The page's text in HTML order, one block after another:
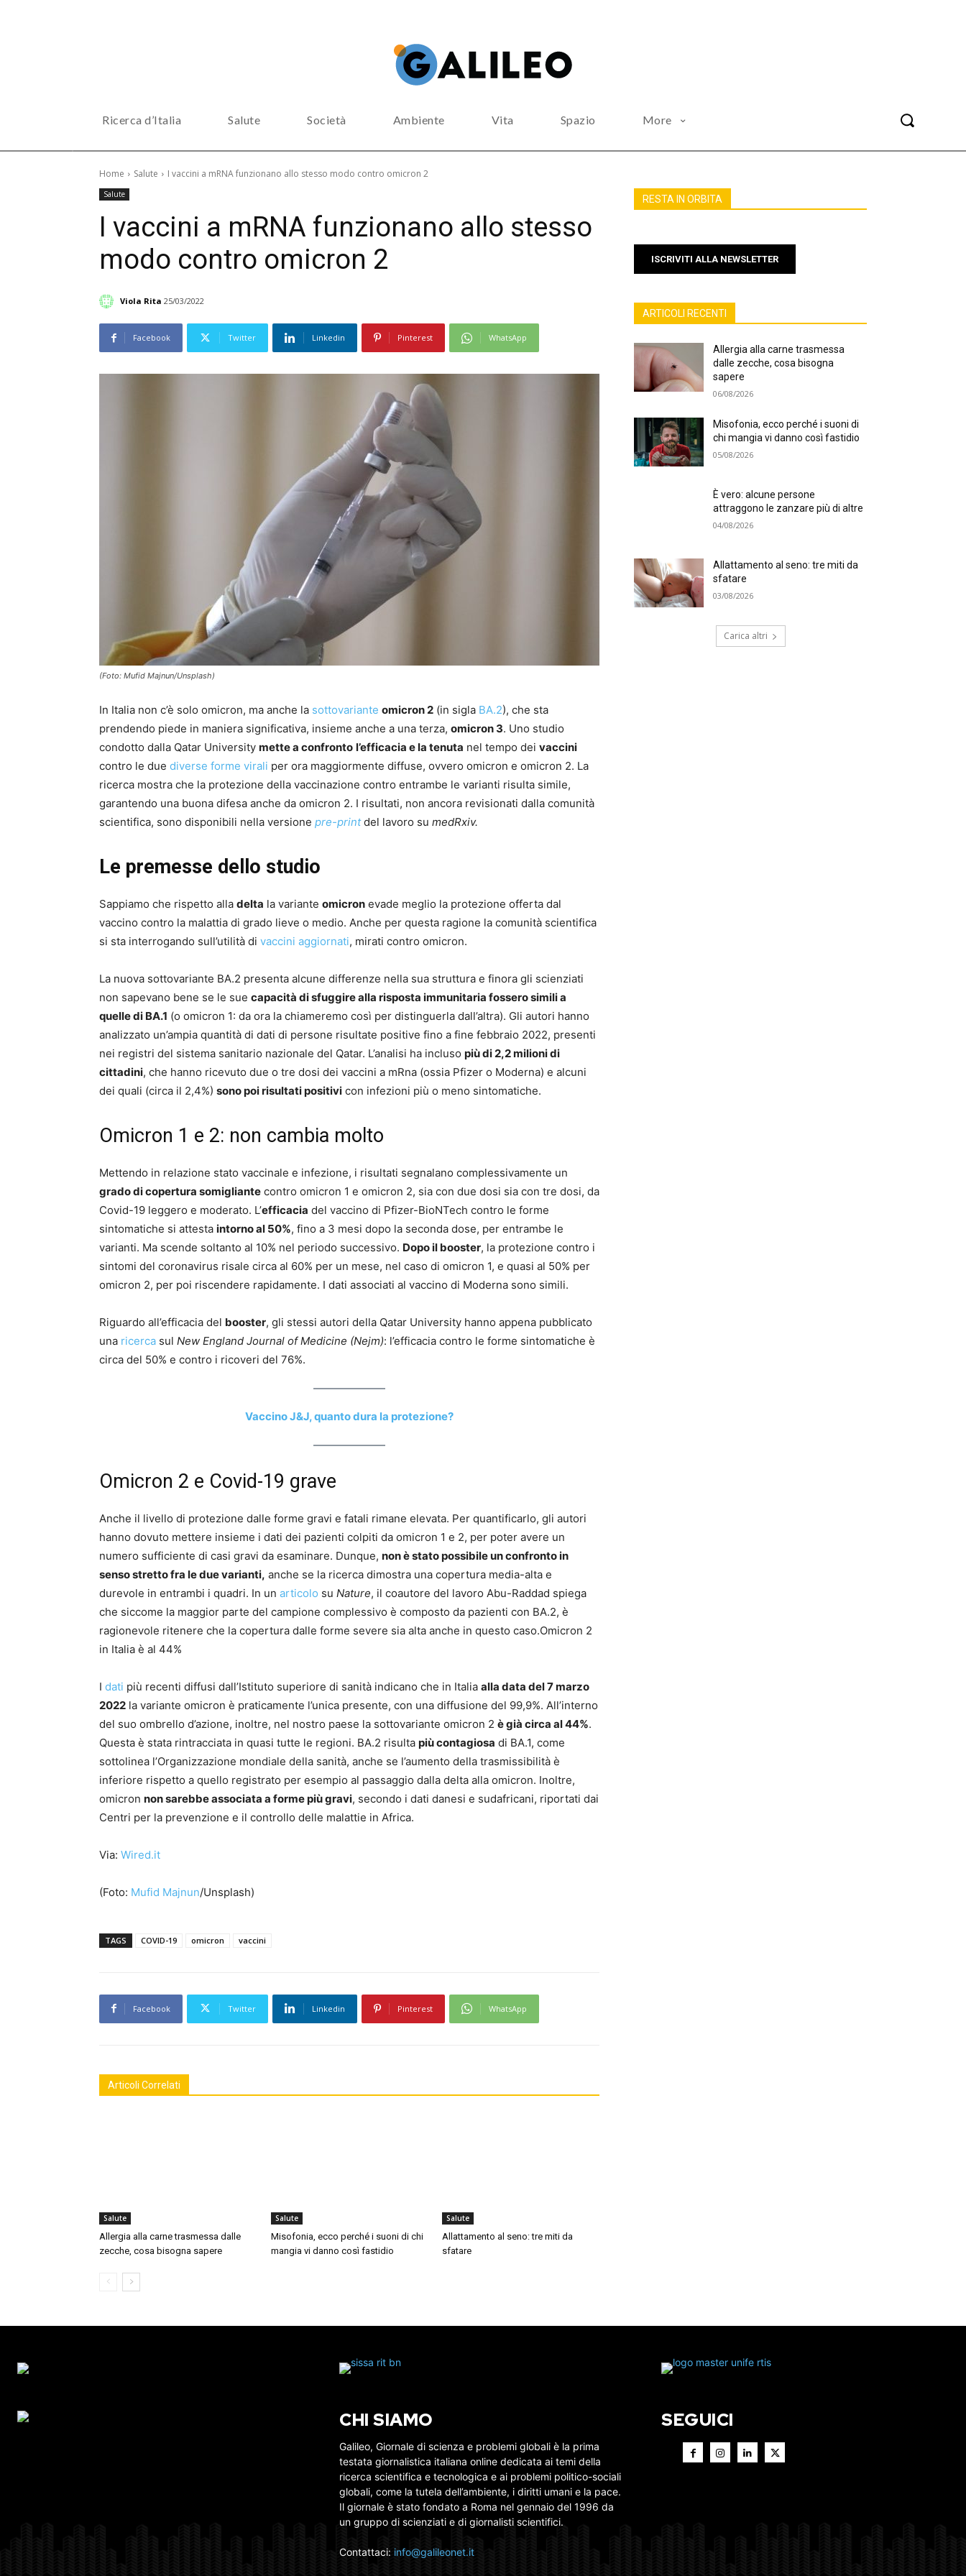
Ricerca d’Italia Salute Società Ambiente Vita Spazio More
Home Salute I vaccini a mRNA funzionano allo stesso modo contro omicron 2
Salute
I vaccini a mRNA funzionano allo stesso
modo contro omicron 2
Viola Rita 25/03/2022
Facebook Twitter Linkedin Pinterest WhatsApp
(Foto: Mufid Majnun/Unsplash)
In Italia non c’è solo omicron, ma anche la sottovariante omicron 2 (in sigla BA.2), che sta
prendendo piede in maniera significativa, insieme anche a una terza, omicron 3. Uno studio
condotto dalla Qatar University mette a confronto l’efficacia e la tenuta nel tempo dei vaccini
contro le due diverse forme virali per ora maggiormente diffuse, ovvero omicron e omicron 2. La
ricerca mostra che la protezione della vaccinazione contro entrambe le varianti risulta simile,
garantendo una buona difesa anche da omicron 2. I risultati, non ancora revisionati dalla comunità
scientifica, sono disponibili nella versione pre-printdel lavoro su medRxiv.
Le premesse dello studio
Sappiamo che rispetto alla delta la variante omicron evade meglio la protezione offerta dal
vaccino contro la malattia di grado lieve o medio. Anche per questa ragione la comunità scientifica
si sta interrogando sull’utilità di vaccini aggiornati, mirati contro omicron.
La nuova sottovariante BA.2 presenta alcune differenze nella sua struttura e finora gli scienziati
non sapevano bene se le sue capacità di sfuggire alla risposta immunitaria fossero simili a
quelle di BA.1 (o omicron 1: da ora la chiameremo così per distinguerla dall’altra). Gli autori hanno
analizzato un’ampia quantità di dati di persone risultate positive fino a fine febbraio 2022, presenti
nei registri del sistema sanitario nazionale del Qatar. L’analisi ha incluso più di 2,2 milioni di
cittadini, che hanno ricevuto due o tre dosi dei vaccini a mRna (ossia Pfizer o Moderna) e alcuni
dei quali (circa il 2,4%) sono poi risultati positivi con infezioni più o meno sintomatiche.
Omicron 1 e 2: non cambia molto
Mettendo in relazione stato vaccinale e infezione, i risultati segnalano complessivamente un
grado di copertura somigliante contro omicron 1 e omicron 2, sia con due dosi sia con tre dosi, da
Covid-19 leggero e moderato. L’efficacia del vaccino di Pfizer-BioNTech contro le forme
sintomatiche si attesta intorno al 50%, fino a 3 mesi dopo la seconda dose, per entrambe le
varianti. Ma scende soltanto al 10% nel periodo successivo. Dopo il booster, la protezione contro i
sintomi del coronavirus risale circa al 60% per un mese, nel caso di omicron 1, e quasi al 50% per
omicron 2, per poi riscendere rapidamente. I dati associati al vaccino di Moderna sono simili.
Riguardo all’efficacia del booster, gli stessi autori della Qatar University hanno appena pubblicato
una ricerca sul New England Journal of Medicine (Nejm): l’efficacia contro le forme sintomatiche è
circa del 50% e contro i ricoveri del 76%.
Vaccino J&J, quanto dura la protezione?
Omicron 2 e Covid-19 grave
Anche il livello di protezione dalle forme gravi e fatali rimane elevata. Per quantificarlo, gli autori
hanno dovuto mettere insieme i dati dei pazienti colpiti da omicron 1 e 2, per poter avere un
numero sufficiente di casi gravi da esaminare. Dunque, non è stato possibile un confronto in
senso stretto fra le due varianti, anche se la ricerca dimostra una copertura media-alta e
durevole in entrambi i quadri. In un articolo su Nature, il coautore del lavoro Abu-Raddad spiega
che siccome la maggior parte del campione complessivo è composto da pazienti con BA.2, è
ragionevole ritenere che la copertura dalle forme severe sia alta anche in questo caso.Omicron 2
in Italia è al 44%
I dati più recenti diffusi dall’Istituto superiore di sanità indicano che in Italia alla data del 7 marzo
2022 la variante omicron è praticamente l’unica presente, con una diffusione del 99,9%. All’interno
del suo ombrello d’azione, inoltre, nel nostro paese la sottovariante omicron 2 è già circa al 44%.
Questa è stata rintracciata in quasi tutte le regioni. BA.2 risulta più contagiosa di BA.1, come
sottolinea l’Organizzazione mondiale della sanità, anche se l’aumento della trasmissibilità è
inferiore rispetto a quello registrato per esempio al passaggio dalla delta alla omicron. Inoltre,
omicron non sarebbe associata a forme più gravi, secondo i dati danesi e sudafricani, riportati dai
Centri per la prevenzione e il controllo delle malattie in Africa.
Via: Wired.it
(Foto: Mufid Majnun/Unsplash)
TAGS COVID-19 omicron vaccini
Facebook Twitter Linkedin Pinterest WhatsApp
Articoli Correlati
Salute
Allergia alla carne trasmessa dalle
zecche, cosa bisogna sapere
Salute
Misofonia, ecco perché i suoni di chi
mangia vi danno così fastidio
Salute
Allattamento al seno: tre miti da
sfatare
RESTA IN ORBITA
ISCRIVITI ALLA NEWSLETTER
ARTICOLI RECENTI
Allergia alla carne trasmessa
dalle zecche, cosa bisogna
sapere
06/08/2026
Misofonia, ecco perché i suoni di
chi mangia vi danno così fastidio
05/08/2026
È vero: alcune persone
attraggono le zanzare più di altre
04/08/2026
Allattamento al seno: tre miti da
sfatare
03/08/2026
Carica altri
CHI SIAMO
Galileo, Giornale di scienza e problemi globali è la prima
testata giornalistica italiana online dedicata ai temi della
ricerca scientifica e tecnologica e ai problemi politico-sociali
globali, come la tutela dell’ambiente, i diritti umani e la pace.
Il giornale è stato fondato a Roma nel gennaio del 1996 da
un gruppo di scienziati e di giornalisti scientifici.
Contattaci: info@galileonet.it
SEGUICI